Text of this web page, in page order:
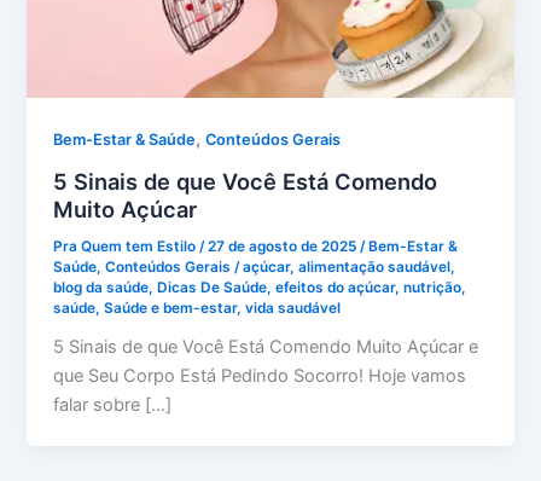
Bem-Estar & Saúde,Conteúdos Gerais
5 Sinais de que Você Está Comendo
Muito Açúcar
Pra Quem tem Estilo /27 de agosto de 2025 /Bem-Estar &
Saúde,Conteúdos Gerais /açúcar,alimentação saudável,
blog da saúde,Dicas De Saúde,efeitos do açúcar,nutrição,
saúde,Saúde e bem-estar,vida saudável
5 Sinais de que Você Está Comendo Muito Açúcar e
que Seu Corpo Está Pedindo Socorro! Hoje vamos
falar sobre […]